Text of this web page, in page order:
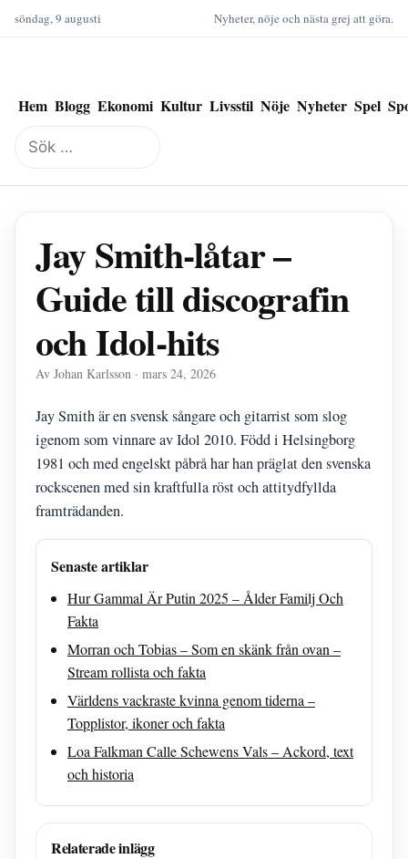
söndag, 9 augusti Nyheter, nöje och nästa grej att göra.
Hem Blogg Ekonomi Kultur Livsstil Nöje Nyheter Spel
Sök
efter:
Jay Smith-låtar –
Guide till discografin
och Idol-hits
Av Johan Karlsson · mars 24, 2026
Jay Smith är en svensk sångare och gitarrist som slog
igenom som vinnare av Idol 2010. Född i Helsingborg
1981 och med engelskt påbrå har han präglat den svenska
rockscenen med sin kraftfulla röst och attitydfyllda
framträdanden.
Senaste artiklar
Hur Gammal Är Putin 2025 – Ålder Familj Och
Fakta
Morran och Tobias – Som en skänk från ovan –
Stream rollista och fakta
Världens vackraste kvinna genom tiderna –
Topplistor, ikoner och fakta
Loa Falkman Calle Schewens Vals – Ackord, text
och historia
Relaterade inlägg